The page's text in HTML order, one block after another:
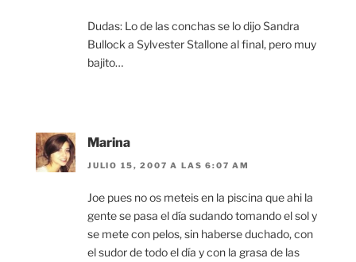
Dudas: Lo de las conchas se lo dijo Sandra
Bullock a Sylvester Stallone al final, pero muy
bajito…
Marina
JULIO 15, 2007 A LAS 6:07 AM
Joe pues no os meteis en la piscina que ahi la
gente se pasa el día sudando tomando el sol y
se mete con pelos, sin haberse duchado, con
el sudor de todo el día y con la grasa de las